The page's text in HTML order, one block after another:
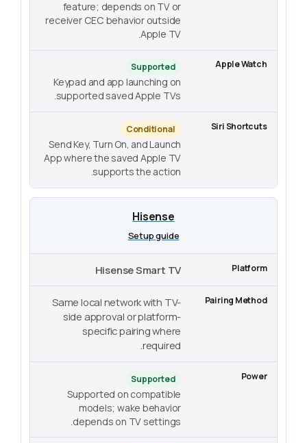
feature; depends on TV or
receiver CEC behavior outside
Apple TV.
Supported
Keypad and app launching on
supported saved Apple TVs.
Conditional
Send Key, Turn On, and Launch
App where the saved Apple TV
supports the action.
Hisense
Setup guide
Hisense Smart TV
Same local network with TV-
side approval or platform-
specific pairing where
required.
Supported
Supported on compatible
models; wake behavior
depends on TV settings.